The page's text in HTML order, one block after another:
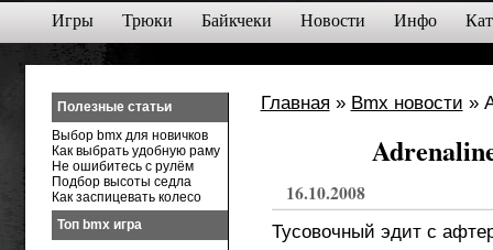
Игры Трюки Байкчеки Новости Инфо
Главная » Bmx новости »
16.10.2008
Тусовочный эдит с
Полезные статьи
Выбор bmx для новичков
Как выбрать удобную раму
Не ошибитесь с рулём
Подбор высоты седла
Как заспицевать колесо
Топ bmx игра